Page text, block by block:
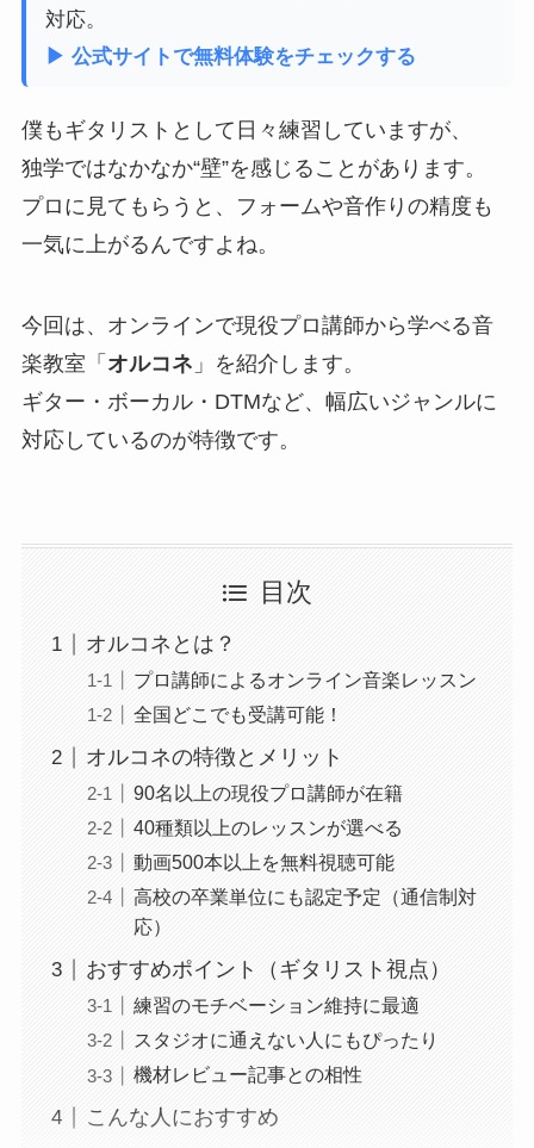
対応。
▶ 公式サイトで無料体験をチェックする
僕もギタリストとして日々練習していますが、
独学ではなかなか“壁”を感じることがあります。
プロに見てもらうと、フォームや音作りの精度も
一気に上がるんですよね。
今回は、オンラインで現役プロ講師から学べる音
楽教室「 オルコネ 」を紹介します。
ギター・ボーカル・DTMなど、幅広いジャンルに
対応しているのが特徴です。
目次
オルコネとは？
プロ講師によるオンライン音楽レッスン
全国どこでも受講可能！
オルコネの特徴とメリット
90名以上の現役プロ講師が在籍
40種類以上のレッスンが選べる
動画500本以上を無料視聴可能
高校の卒業単位にも認定予定（通信制対
応）
おすすめポイント（ギタリスト視点）
練習のモチベーション維持に最適
スタジオに通えない人にもぴったり
機材レビュー記事との相性
こんな人におすすめ